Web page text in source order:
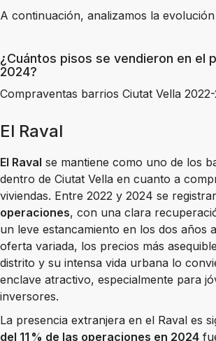
A continuación, analizamos la
¿Cuántos pisos se vendieron en el
2024?
Compraventas barrios Ciutat Vella
El Raval
El Raval se mantiene como uno de los
dentro de Ciutat Vella en cuanto a
viviendas. Entre 2022 y 2024 se
operaciones, con una clara
un leve estancamiento en los dos años
oferta variada, los precios más
distrito y su intensa vida urbana lo
enclave atractivo, especialmente para
inversores.
La presencia extranjera en el Raval es
del 11 % de las operaciones en 2024